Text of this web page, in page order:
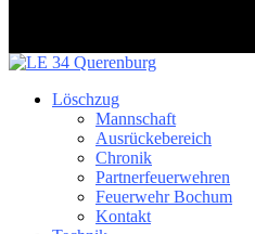
Löschzug
Mannschaft
Ausrückebereich
Chronik
Partnerfeuerwehren
Feuerwehr Bochum
Kontakt